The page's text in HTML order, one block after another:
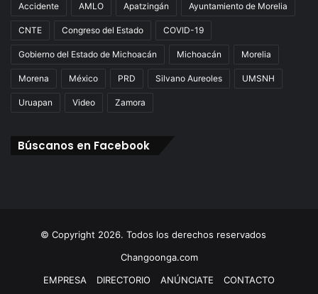
Accidente AMLO Apatzingán Ayuntamiento de Morelia
CNTE Congreso del Estado COVID-19
Gobierno del Estado de Michoacán Michoacán Morelia
Morena México PRD Silvano Aureoles UMSNH
Uruapan Video Zamora
Búscanos en Facebook
© Copyright 2026. Todos los derechos reservados
Changoonga.com
EMPRESA
DIRECTORIO ANÚNCIATE CONTACTO